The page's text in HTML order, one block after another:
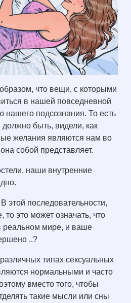
что вещи, с которыми
в нашей повседневной
нашего подсознания. То есть
быть, видели, как
желания являются нам во
собой представляет.
наши внутренние
этой последовательности,
то это может означать, что
реальном мире, и ваше
..?
типах сексуальных
нормальными и часто
вместо того, чтобы
такие мысли или сны